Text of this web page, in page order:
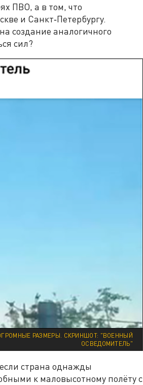
ПВО, а в том, что
и Санкт‑Петербургу.
создание аналогичного
сил?
РАЗМЕРЫ. СКРИНШОТ: "ВОЕННЫЙ
ОСВЕДОМИТЕЛЬ"
страна однажды
к маловысотному полёту с